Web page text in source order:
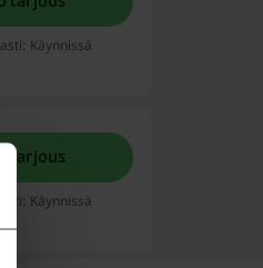
Käynnissä
tarjous
Käynnissä